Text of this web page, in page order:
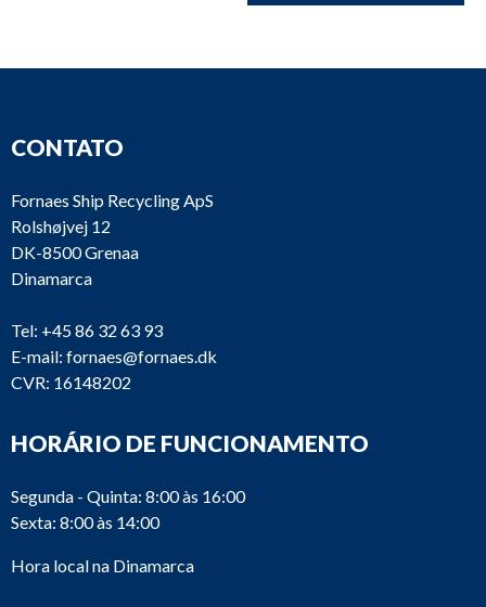
CONTATO
Fornaes Ship Recycling ApS
Rolshøjvej 12
DK-8500 Grenaa
Dinamarca
Tel: +45 86 32 63 93
E-mail: fornaes@fornaes.dk
CVR: 16148202
HORÁRIO DE FUNCIONAMENTO
Segunda - Quinta: 8:00 às 16:00
Sexta: 8:00 às 14:00
Hora local na Dinamarca